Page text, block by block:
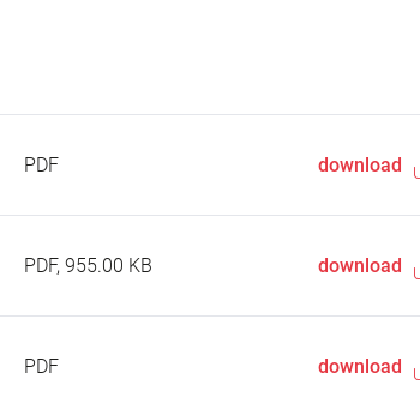
PDF download
PDF, 955.00 KB download
PDF download